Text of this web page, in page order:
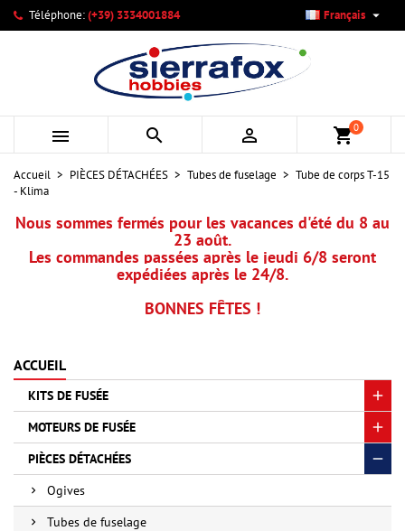
Téléphone:(+39) 3334001884 Français 
   shopping_cart0
Accueil PIÈCES DÉTACHÉES Tubes de fuselage
Tube de corps T-15
- Klima
Nous sommes fermés pour les vacances d'été du 8 au
23 août.
Les commandes passées après le jeudi 6/8 seront
expédiées après le 24/8.
BONNES FÊTES !
ACCUEIL
KITS DE FUSÉE
MOTEURS DE FUSÉE
PIÈCES DÉTACHÉES
Ogives
Tubes de fuselage
Mes listes d'envies ×
Créer une nouvelle liste
Créer une liste d'envies ×
Nom de la liste d'envies
Annuler Créer une liste d'envies
Connexion ×
Vous devez être connecté pour ajouter des produits à votre
liste d'envies.
Annuler Connexion